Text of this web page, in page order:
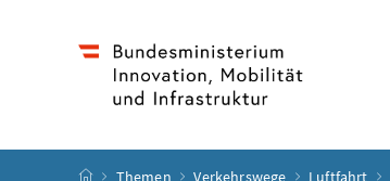
Startseite
Themen Verkehrswege Luftfahrt